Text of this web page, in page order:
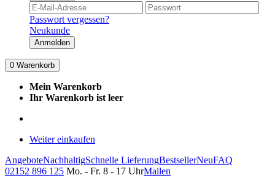
Passwort vergessen?
Neukunde
Anmelden
0 Warenkorb
Mein Warenkorb
Ihr Warenkorb ist leer
Weiter einkaufen
AngeboteNachhaltigSchnelle LieferungBestsellerNeuFAQ
02152 896 125 Mo. - Fr. 8 - 17 UhrMailen